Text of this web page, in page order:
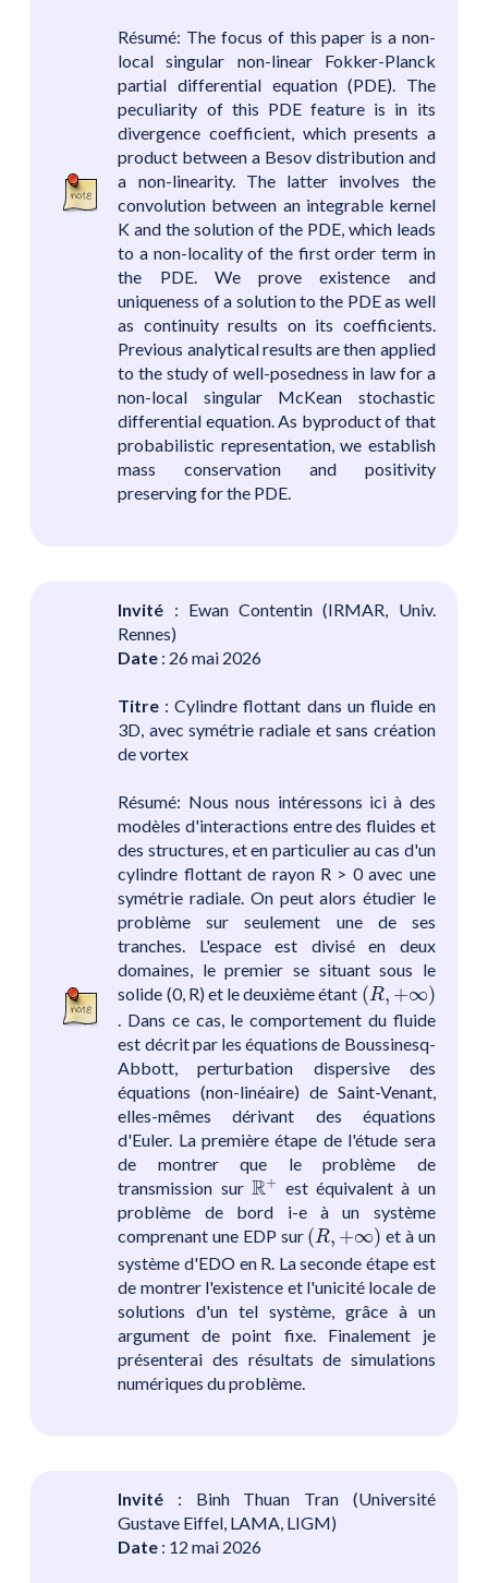
Résumé: The focus of this paper is a non-
local singular non-linear Fokker-Planck
partial differential equation (PDE). The
peculiarity of this PDE feature is in its
divergence coefficient, which presents a
product between a Besov distribution and
a non-linearity. The latter involves the
convolution between an integrable kernel
K and the solution of the PDE, which leads
to a non-locality of the first order term in
the PDE. We prove existence and
uniqueness of a solution to the PDE as well
as continuity results on its coefficients.
Previous analytical results are then applied
to the study of well-posedness in law for a
non-local singular McKean stochastic
differential equation. As byproduct of that
probabilistic representation, we establish
mass conservation and positivity
preserving for the PDE.
Invité : Ewan Contentin (IRMAR, Univ.
Rennes)
Date : 26 mai 2026
Titre : Cylindre flottant dans un fluide en
3D, avec symétrie radiale et sans création
de vortex
Résumé: Nous nous intéressons ici à des
modèles d'interactions entre des fluides et
des structures, et en particulier au cas d'un
cylindre flottant de rayon R > 0 avec une
symétrie radiale. On peut alors étudier le
problème sur seulement une de ses
tranches. L'espace est divisé en deux
domaines, le premier se situant sous le
solide (0, R) et le deuxième étant (R, +∞)
(R, ∞)
. Dans ce cas, le comportement du fluide
est décrit par les équations de Boussinesq-
Abbott, perturbation dispersive des
équations (non-linéaire) de Saint-Venant,
elles-mêmes dérivant des équations
d'Euler. La première étape de l'étude sera
de montrer que le problème de
transmission sur R+
R+ est équivalent à un
problème de bord i-e à un système
comprenant une EDP sur (R, +∞)
(R, ∞)
et à un
système d'EDO en R. La seconde étape est
de montrer l'existence et l'unicité locale de
solutions d'un tel système, grâce à un
argument de point fixe. Finalement je
présenterai des résultats de simulations
numériques du problème.
Invité : Binh Thuan Tran (Université
Gustave Eiffel, LAMA, LIGM)
Date : 12 mai 2026